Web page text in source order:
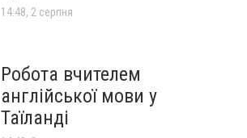
14:48, 2 серпня
Робота вчителем
англійської мови у
Таїланді